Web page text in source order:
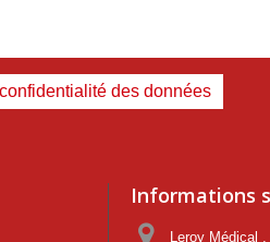
Informations
Leroy Médical
des données